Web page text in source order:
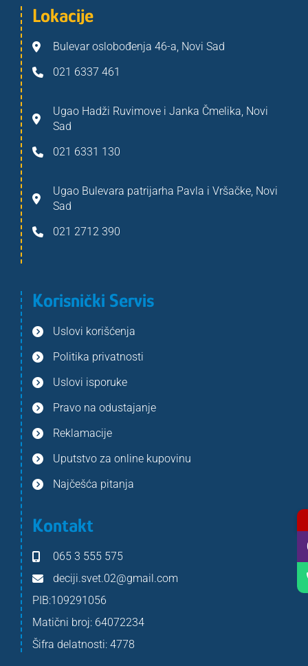
Lokacije
Bulevar oslobođenja 46-a, Novi Sad
021 6337 461
Ugao Hadži Ruvimove i Janka Čmelika, Novi
Sad
021 6331 130
Ugao Bulevara patrijarha Pavla i Vršačke, Novi
Sad
021 2712 390
Korisnički Servis
Uslovi korišćenja
Politika privatnosti
Uslovi isporuke
Pravo na odustajanje
Reklamacije
Uputstvo za online kupovinu
Najčešća pitanja
Kontakt
065 3 555 575
deciji.svet.02@gmail.com
PIB:109291056
Matični broj: 64072234
Šifra delatnosti: 4778